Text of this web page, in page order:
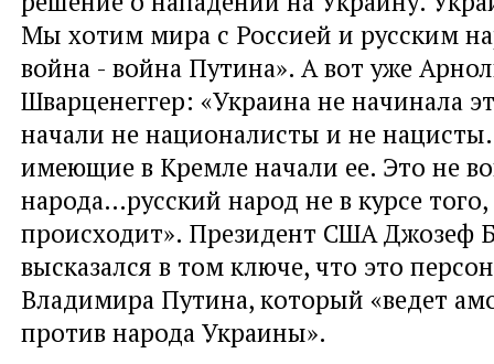
Мы хотим мира с Россией и русским
война - война Путина». А вот уже
Шварценеггер: «Украина не начинала
начали не националисты и не нацисты.
имеющие в Кремле начали ее. Это не
народа…русский народ не в курсе того,
происходит». Президент США Джозеф
высказался в том ключе, что это
Владимира Путина, который «ведет
против народа Украины».